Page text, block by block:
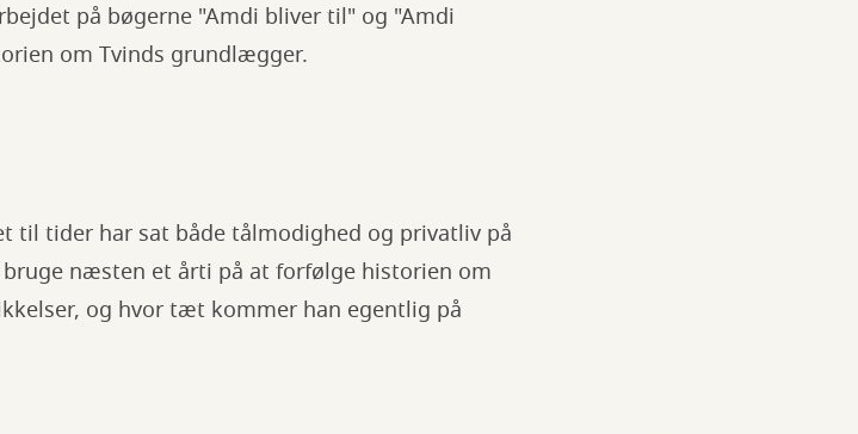
på bøgerne "Amdi bliver til" og "Amdi
om Tvinds grundlægger.
til tider har sat både tålmodighed og privatliv på
næsten et årti på at forfølge historien om
og hvor tæt kommer han egentlig på